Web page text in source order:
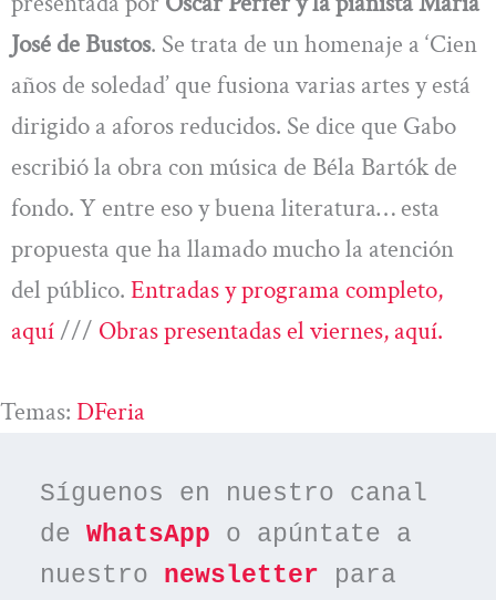
José de Bustos. Se trata de un homenaje a ‘Cien
años de soledad’ que fusiona varias artes y está
dirigido a aforos reducidos. Se dice que Gabo
escribió la obra con música de Béla Bartók de
fondo. Y entre eso y buena literatura… esta
propuesta que ha llamado mucho la atención
del público. Entradas y programa completo,
aquí/// Obras presentadas el viernes, aquí.
Temas: DFeria
Síguenos en nuestro canal
de WhatsApp o apúntate a
nuestro newsletter para